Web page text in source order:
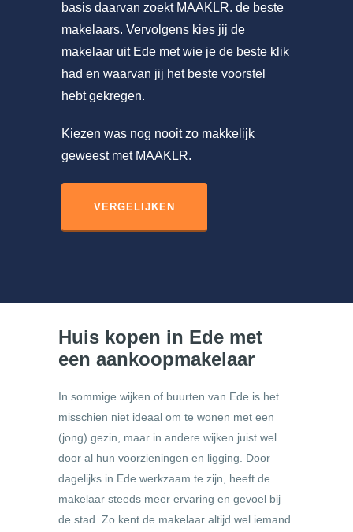
basis daarvan zoekt MAAKLR. de beste
makelaars. Vervolgens kies jij de
makelaar uit Ede met wie je de beste klik
had en waarvan jij het beste voorstel
hebt gekregen.
Kiezen was nog nooit zo makkelijk
geweest met MAAKLR.
VERGELIJKEN
Huis kopen in Ede met
een aankoopmakelaar
In sommige wijken of buurten van Ede is het
misschien niet ideaal om te wonen met een
(jong) gezin, maar in andere wijken juist wel
door al hun voorzieningen en ligging. Door
dagelijks in Ede werkzaam te zijn, heeft de
makelaar steeds meer ervaring en gevoel bij
de stad. Zo kent de makelaar altijd wel iemand